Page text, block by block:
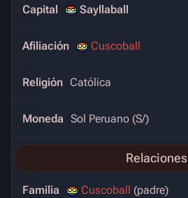
Capital Sayllaball
Afiliación Cuscoball
Religión Católica
Moneda Sol Peruano (S/)
Relaciones
Familia Cuscoball (padre)